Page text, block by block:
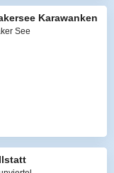
Karawanken
See